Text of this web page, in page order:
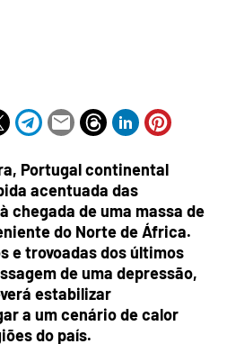
Portugal continental
acentuada das
chegada de uma massa de
do Norte de África.
e trovoadas dos últimos
de uma depressão,
estabilizar
a um cenário de calor
do país.